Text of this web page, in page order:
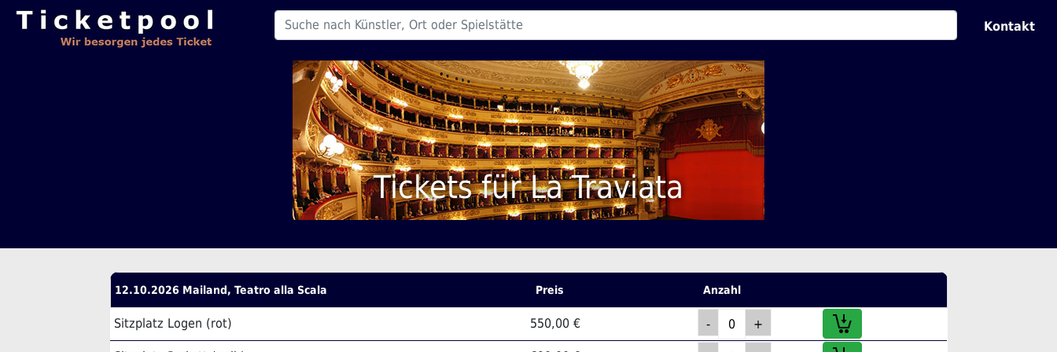
Kontakt
Tickets für La Traviata
12.10.2026 Mailand, Teatro alla Scala Preis Anzahl
Sitzplatz Logen (rot) 550,00 €